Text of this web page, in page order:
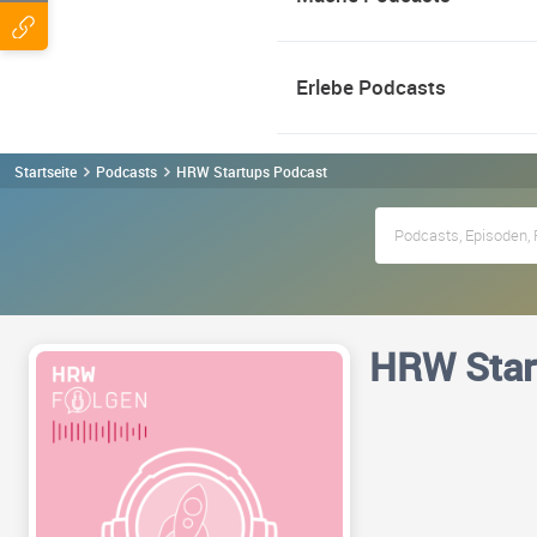
Erlebe Podcasts
Startseite Podcasts HRW Startups Podcast
HRW